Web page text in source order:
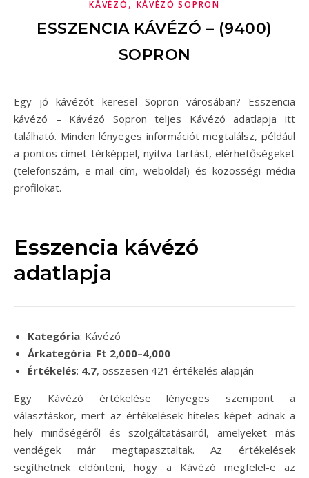
KÁVÉZÓ , KÁVÉZÓ SOPRON
ESSZENCIA KÁVÉZÓ – (9400)
SOPRON
Egy jó kávézót keresel Sopron városában? Esszencia
kávézó – Kávézó Sopron teljes Kávézó adatlapja itt
található. Minden lényeges információt megtalálsz, például
a pontos címet térképpel, nyitva tartást, elérhetőségeket
(telefonszám, e-mail cím, weboldal) és közösségi média
profilokat.
Esszencia kávézó
adatlapja
Kategória: Kávézó
Árkategória: Ft 2,000–4,000
Értékelés: 4.7, összesen 421 értékelés alapján
Egy Kávézó értékelése lényeges szempont a
választáskor, mert az értékelések hiteles képet adnak a
hely minőségéről és szolgáltatásairól, amelyeket más
vendégek már megtapasztaltak. Az értékelések
segíthetnek eldönteni, hogy a Kávézó megfelel-e az